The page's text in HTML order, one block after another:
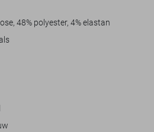
S.
48% polyester, 4% elastan